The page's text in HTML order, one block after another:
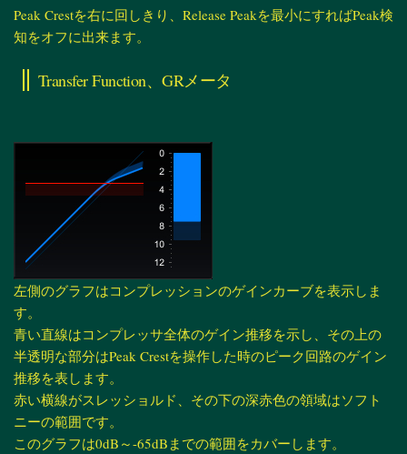
Peak Crestを右に回しきり、Release Peakを最小にすればPeak検
知をオフに出来ます。
Transfer Function、GRメータ
左側のグラフはコンプレッションのゲインカーブを表示しま
す。
青い直線はコンプレッサ全体のゲイン推移を示し、その上の
半透明な部分はPeak Crestを操作した時のピーク回路のゲイン
推移を表します。
赤い横線がスレッショルド、その下の深赤色の領域はソフト
ニーの範囲です。
このグラフは0dB～-65dBまでの範囲をカバーします。